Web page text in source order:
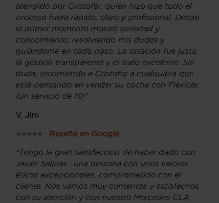
atendido por Cristofer, quien hizo que todo el
proceso fuera rápido, claro y profesional. Desde
el primer momento mostró seriedad y
conocimiento, resolviendo mis dudas y
guiándome en cada paso. La tasación fue justa,
la gestión transparente y el trato excelente. Sin
duda, recomiendo a Cristofer a cualquiera que
esté pensando en vender su coche con Flexicar.
¡Un servicio de 10!”
V. Jim
⭐⭐⭐⭐⭐ · Reseña en Google
“Tengo la gran satisfacción de haber dado con
Javier Salinas , una persona con unos valores
éticos excepcionales, comprometido con el
cliente. Nos vamos muy contentos y satisfechos
con su atención y con nuestro Mercedes CLA .